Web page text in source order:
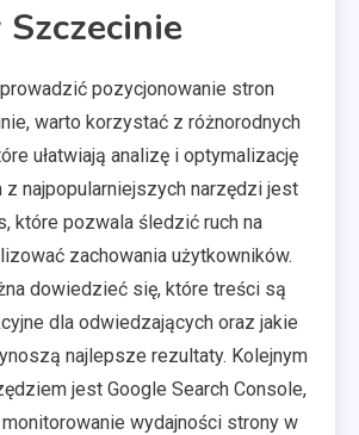
pozycjonowanie stron
warto korzystać z różnorodnych
ułatwiają analizę i optymalizację
z najpopularniejszych narzędzi jest
które pozwala śledzić ruch na
zachowania użytkowników.
dowiedzieć się, które treści są
dla odwiedzających oraz jakie
najlepsze rezultaty. Kolejnym
jest Google Search Console,
wydajności strony w